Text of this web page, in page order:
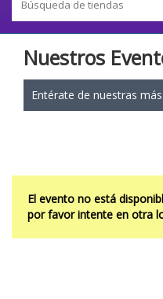
Nuestros
Entérate de nuestras
El evento no está
por favor intente en otra